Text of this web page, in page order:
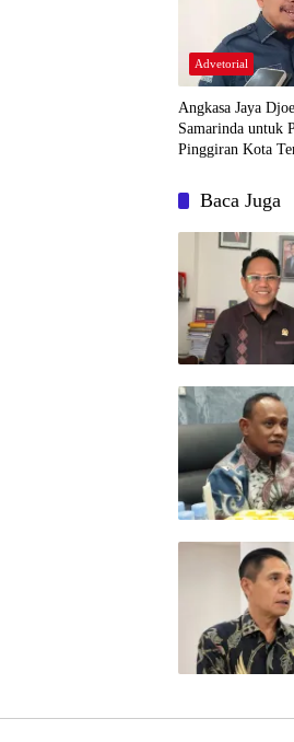
Advetorial
Angkasa Jaya
Samarinda untuk
Pinggiran Kota
Baca Juga